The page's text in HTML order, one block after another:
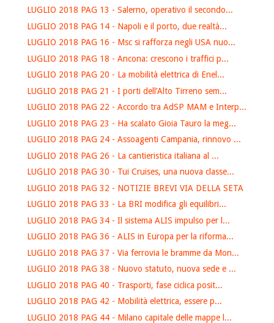
LUGLIO 2018 PAG 13 - Salerno, operativo il secondo...
LUGLIO 2018 PAG 14 - Napoli e il porto, due realtà...
LUGLIO 2018 PAG 16 - Msc si rafforza negli USA nuo...
LUGLIO 2018 PAG 18 - Ancona: crescono i traffici p...
LUGLIO 2018 PAG 20 - La mobilità elettrica di Enel...
LUGLIO 2018 PAG 21 - I porti dell’Alto Tirreno sem...
LUGLIO 2018 PAG 22 - Accordo tra AdSP MAM e Interp...
LUGLIO 2018 PAG 23 - Ha scalato Gioia Tauro la meg...
LUGLIO 2018 PAG 24 - Assoagenti Campania, rinnovo ...
LUGLIO 2018 PAG 26 - La cantieristica italiana al ...
LUGLIO 2018 PAG 30 - Tui Cruises, una nuova classe...
LUGLIO 2018 PAG 32 - NOTIZIE BREVI VIA DELLA SETA
LUGLIO 2018 PAG 33 - La BRI modifica gli equilibri...
LUGLIO 2018 PAG 34 - Il sistema ALIS impulso per l...
LUGLIO 2018 PAG 36 - ALIS in Europa per la riforma...
LUGLIO 2018 PAG 37 - Via ferrovia le bramme da Mon...
LUGLIO 2018 PAG 38 - Nuovo statuto, nuova sede e ...
LUGLIO 2018 PAG 40 - Trasporti, fase ciclica posit...
LUGLIO 2018 PAG 42 - Mobilità elettrica, essere p...
LUGLIO 2018 PAG 44 - Milano capitale delle mappe l...